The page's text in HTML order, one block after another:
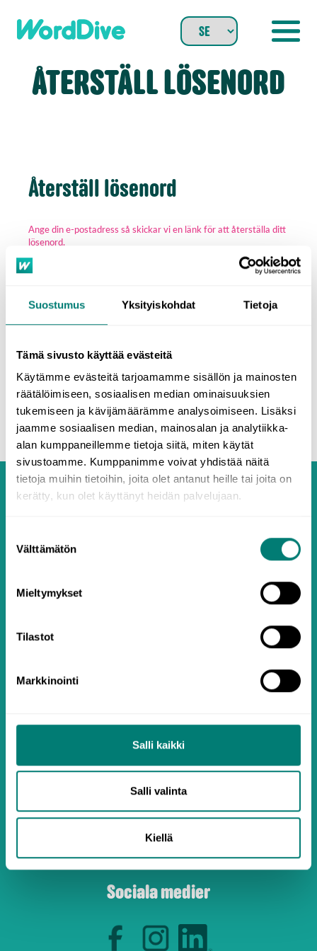
Suostumus Yksityiskohdat Tietoja
Tämä sivusto käyttää evästeitä
Käytämme evästeitä tarjoamamme sisällön ja mainosten
räätälöimiseen, sosiaalisen median ominaisuuksien
tukemiseen ja kävijämäärämme analysoimiseen. Lisäksi
jaamme sosiaalisen median, mainosalan ja analytiikka-
alan kumppaneillemme tietoja siitä, miten käytät
sivustoamme. Kumppanimme voivat yhdistää näitä
tietoja muihin tietoihin, joita olet antanut heille tai joita on
kerätty, kun olet käyttänyt heidän palvelujaan.
valinta
Välttämätön
Mieltymykset
Tilastot
Markkinointi
Salli kaikki
Salli valinta
Kiellä
content
ÅTERSTÄLL LÖSENORD
Återställ lösenord
Ange din e-postadress så skickar vi en länk för att återställa ditt
lösenord.
E-post
Tillbaka till inloggning
Artiklar
Användarvillkor
Sekretesspolicy
Cookies
Sociala medier